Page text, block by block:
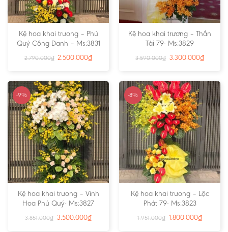
Kệ hoa khai trương – Phú
Quý Công Danh – Ms:3831
2.790.000₫ 2.500.000₫
Kệ hoa khai trương – Thần
Tài 79- Ms:3829
3.590.000₫ 3.300.000₫
-9%
Kệ hoa khai trương – Vinh
Hoa Phú Quý- Ms:3827
3.851.000₫ 3.500.000₫
-8%
Kệ hoa khai trương – Lộc
Phát 79- Ms:3823
1.951.000₫ 1.800.000₫